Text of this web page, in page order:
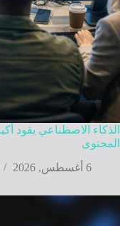
الذكاء الاصطناعي يقود
المحتوى
6 أغسطس, 2026